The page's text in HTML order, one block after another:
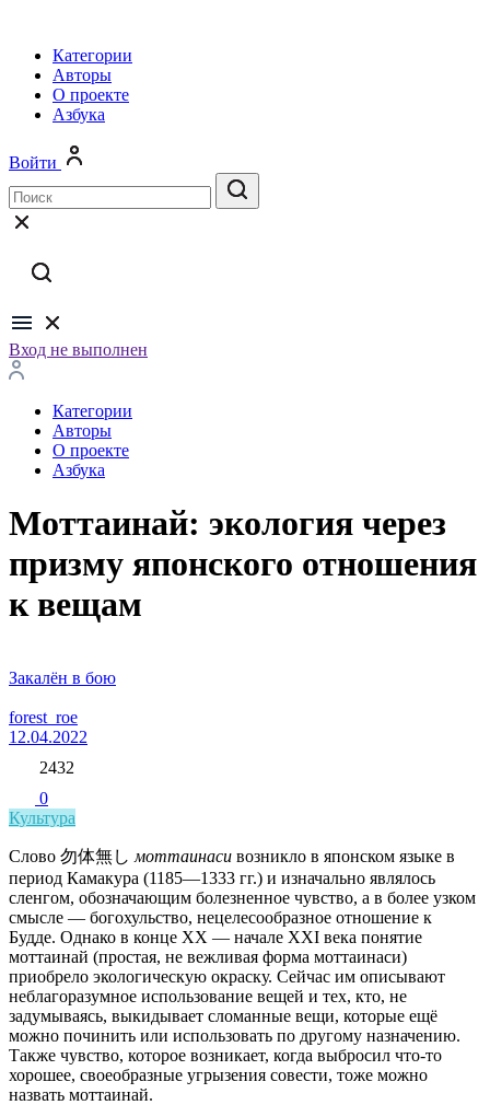
Категории
Авторы
О проекте
Азбука
Войти
Вход не выполнен
Категории
Авторы
О проекте
Азбука
Моттаинай: экология через
призму японского отношения
к вещам
Закалён в бою
forest_roe
12.04.2022
2432
0
Культура
Слово 勿体無し моттаинаси возникло в японском языке в
период Камакура (1185—1333 гг.) и изначально являлось
сленгом, обозначающим болезненное чувство, а в более узком
смысле — богохульство, нецелесообразное отношение к
Будде. Однако в конце XX — начале XXI века понятие
моттаинай (простая, не вежливая форма моттаинаси)
приобрело экологическую окраску. Сейчас им описывают
неблагоразумное использование вещей и тех, кто, не
задумываясь, выкидывает сломанные вещи, которые ещё
можно починить или использовать по другому назначению.
Также чувство, которое возникает, когда выбросил что-то
хорошее, своеобразные угрызения совести, тоже можно
назвать моттаинай.